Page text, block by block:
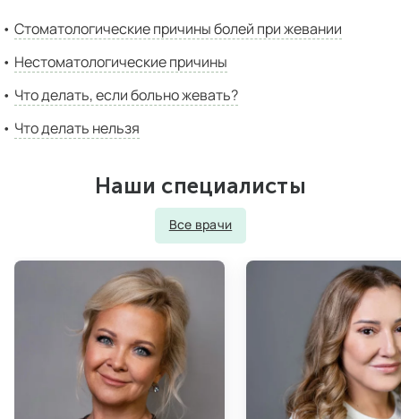
Стоматологические причины болей при жевании
Нестоматологические причины
Что делать, если больно жевать?
Что делать нельзя
Наши специалисты
Все врачи